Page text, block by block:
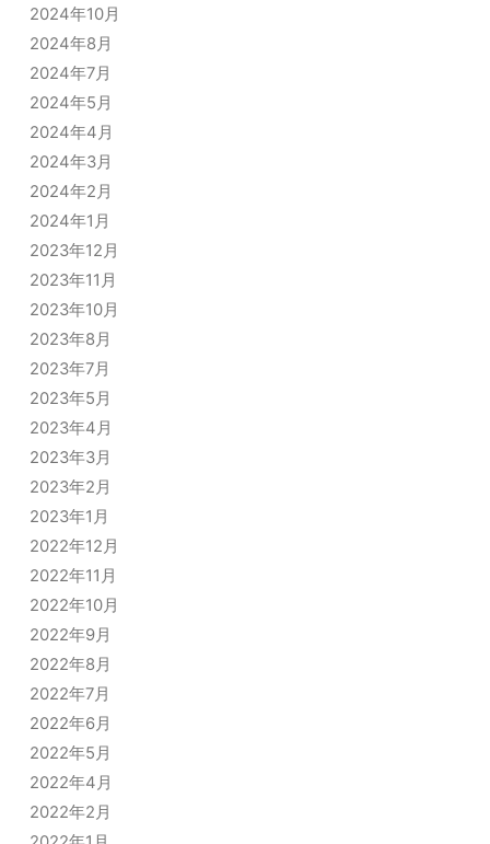
2024年10月
2024年8月
2024年7月
2024年5月
2024年4月
2024年3月
2024年2月
2024年1月
2023年12月
2023年11月
2023年10月
2023年8月
2023年7月
2023年5月
2023年4月
2023年3月
2023年2月
2023年1月
2022年12月
2022年11月
2022年10月
2022年9月
2022年8月
2022年7月
2022年6月
2022年5月
2022年4月
2022年2月